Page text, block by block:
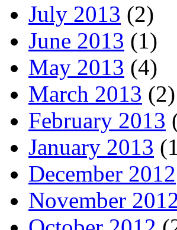
July 2013 (2)
June 2013 (1)
May 2013 (4)
March 2013 (2)
February 2013
January 2013
December 2012
November